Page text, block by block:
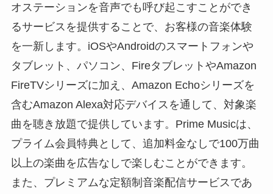
オステーションを音声でも呼び起こすことができ
るサービスを提供することで、お客様の音楽体験
を一新します。iOSやAndroidのスマートフォンや
タブレット、パソコン、FireタブレットやAmazon
FireTVシリーズに加え、Amazon Echoシリーズを
含むAmazon Alexa対応デバイスを通して、対象楽
曲を聴き放題で提供しています。Prime Musicは、
プライム会員特典として、追加料金なしで100万曲
以上の楽曲を広告なしで楽しむことができます。
また、プレミアムな定額制音楽配信サービスであ